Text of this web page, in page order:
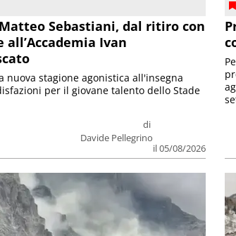
Sebastiani, dal ritiro con
all’Accademia Ivan
di
Davide Pellegrino
il 05/08/2026
nuova stagione agonistica all'insegna
per il giovane talento dello Stade